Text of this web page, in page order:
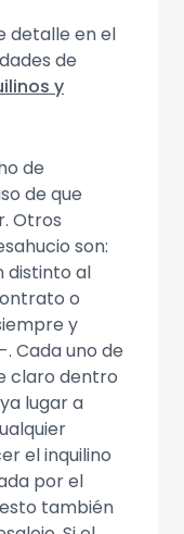
detalle en el
de
y
de
de que
Otros
son:
distinto al
o
y
Cada uno de
claro dentro
lugar a
el inquilino
por el
también